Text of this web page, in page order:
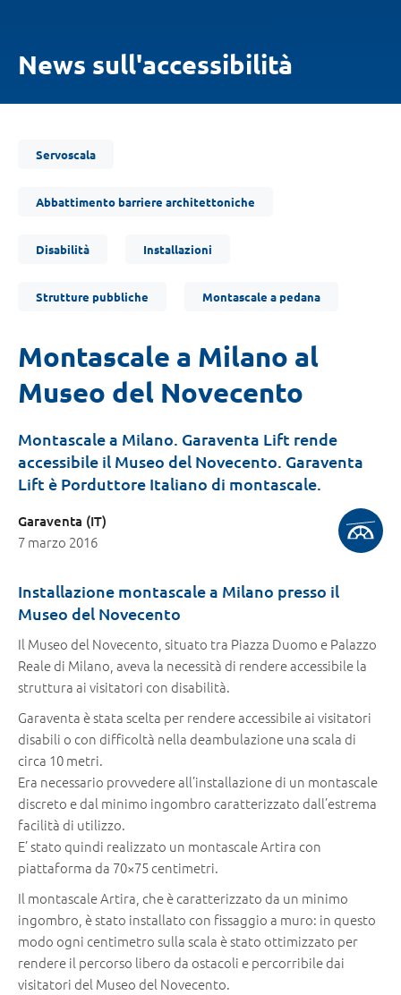
News sull'accessibilità
Servoscala
Abbattimento barriere architettoniche
Disabilità Installazioni
Strutture pubbliche Montascale a pedana
Montascale a Milano al
Museo del Novecento
Montascale a Milano. Garaventa Lift rende
accessibile il Museo del Novecento. Garaventa
Lift è Porduttore Italiano di montascale.
Garaventa (IT)
7 marzo 2016
Installazione montascale a Milano presso il
Museo del Novecento
Il Museo del Novecento, situato tra Piazza Duomo e Palazzo
Reale di Milano, aveva la necessità di rendere accessibile la
struttura ai visitatori con disabilità.
Garaventa è stata scelta per rendere accessibile ai visitatori
disabili o con difficoltà nella deambulazione una scala di
circa 10 metri.
Era necessario provvedere all’installazione di un montascale
discreto e dal minimo ingombro caratterizzato dall’estrema
facilità di utilizzo.
E’ stato quindi realizzato un montascale Artira con
piattaforma da 70×75 centimetri.
Il montascale Artira, che è caratterizzato da un minimo
ingombro, è stato installato con fissaggio a muro: in questo
modo ogni centimetro sulla scala è stato ottimizzato per
rendere il percorso libero da ostacoli e percorribile dai
visitatori del Museo del Novecento.